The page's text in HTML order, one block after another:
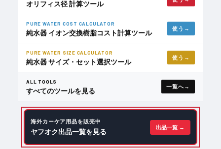
オリフィス径 計算ツール
PURE WATER COST CALCULATOR
純水器 イオン交換樹脂コスト計算ツール
使う
PURE WATER SIZE CALCULATOR
純水器 サイズ・セット選択ツール
使う
ALL TOOLS
すべてのツールを見る
一覧へ
海外カーケア用品を販売中
ヤフオク出品一覧を見る 出品一覧 →